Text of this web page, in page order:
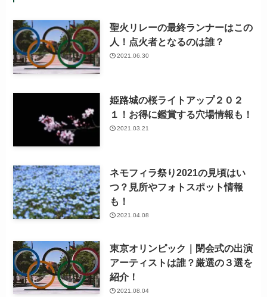
聖火リレーの最終ランナーはこの
人！点火者となるのは誰？
2021.06.30
姫路城の桜ライトアップ２０２
１！お得に鑑賞する穴場情報も！
2021.03.21
ネモフィラ祭り2021の見頃はい
つ？見所やフォトスポット情報
も！
2021.04.08
東京オリンピック｜閉会式の出演
アーティストは誰？厳選の３選を
紹介！
2021.08.04